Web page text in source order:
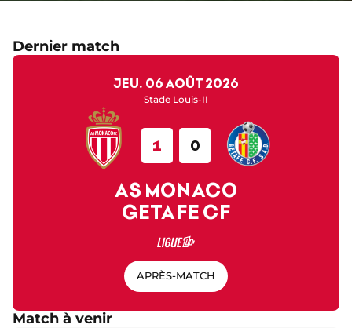
Dernier match
jeu. 06 août 2026
Stade Louis-II
AS MONACO
1
GETAFE CF
0
APRÈS-MATCH
Match à venir